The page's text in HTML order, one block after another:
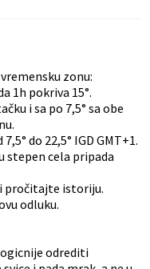
zonu:
1h pokriva 15°.
i sa po 7,5° sa obe
do 22,5° IGD GMT+1.
stepen cela pripada
pročitajte istoriju.
odluku.
odrediti